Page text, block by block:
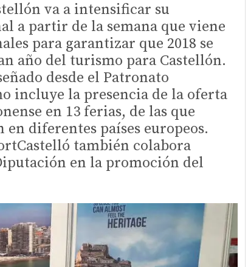
va a intensificar su
a partir de la semana que viene
para garantizar que 2018 se
año del turismo para Castellón.
desde el Patronato
incluye la presencia de la oferta
en 13 ferias, de las que
en diferentes países europeos.
también colabora
en la promoción del